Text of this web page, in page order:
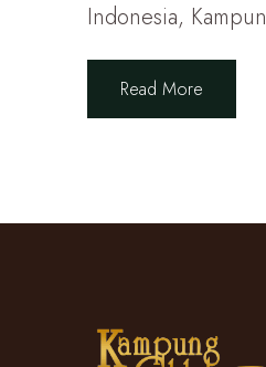
Indonesia,
Read More